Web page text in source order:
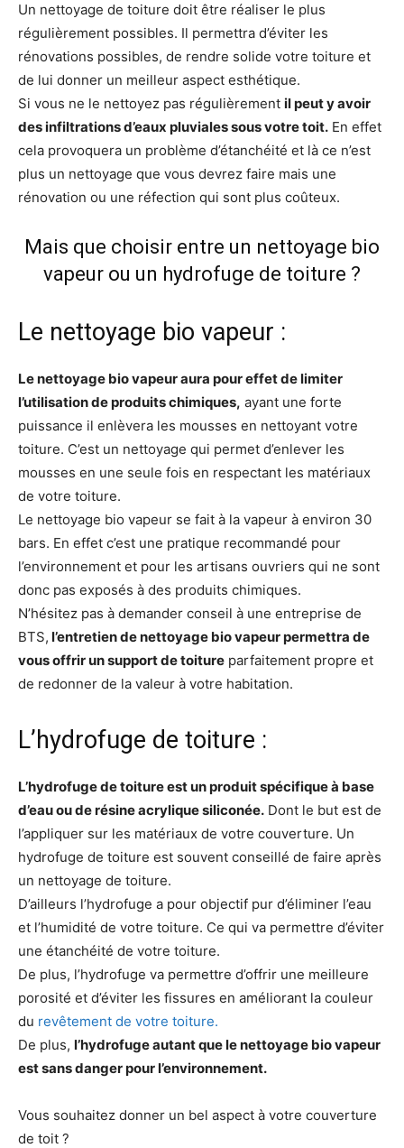
Un nettoyage de toiture doit être réaliser le plus
régulièrement possibles. Il permettra d’éviter les
rénovations possibles, de rendre solide votre toiture et
de lui donner un meilleur aspect esthétique.
Si vous ne le nettoyez pas régulièrement il peut y avoir
des infiltrations d’eaux pluviales sous votre toit. En effet
cela provoquera un problème d’étanchéité et là ce n’est
plus un nettoyage que vous devrez faire mais une
rénovation ou une réfection qui sont plus coûteux.
Mais que choisir entre un nettoyage bio
vapeur ou un hydrofuge de toiture ?
Le nettoyage bio vapeur :
Le nettoyage bio vapeur aura pour effet de limiter
l’utilisation de produits chimiques, ayant une forte
puissance il enlèvera les mousses en nettoyant votre
toiture. C’est un nettoyage qui permet d’enlever les
mousses en une seule fois en respectant les matériaux
de votre toiture.
Le nettoyage bio vapeur se fait à la vapeur à environ 30
bars. En effet c’est une pratique recommandé pour
l’environnement et pour les artisans ouvriers qui ne sont
donc pas exposés à des produits chimiques.
N’hésitez pas à demander conseil à une entreprise de
BTS, l’entretien de nettoyage bio vapeur permettra de
vous offrir un support de toiture parfaitement propre et
de redonner de la valeur à votre habitation.
L’hydrofuge de toiture :
L’hydrofuge de toiture est un produit spécifique à base
d’eau ou de résine acrylique siliconée. Dont le but est de
l’appliquer sur les matériaux de votre couverture. Un
hydrofuge de toiture est souvent conseillé de faire après
un nettoyage de toiture.
D’ailleurs l’hydrofuge a pour objectif pur d’éliminer l’eau
et l’humidité de votre toiture. Ce qui va permettre d’éviter
une étanchéité de votre toiture.
De plus, l’hydrofuge va permettre d’offrir une meilleure
porosité et d’éviter les fissures en améliorant la couleur
du revêtement de votre toiture.
De plus, l’hydrofuge autant que le nettoyage bio vapeur
est sans danger pour l’environnement.
Vous souhaitez donner un bel aspect à votre couverture
de toit ?